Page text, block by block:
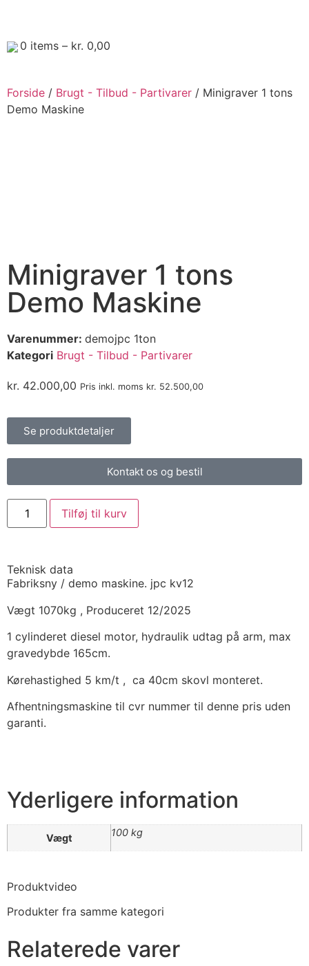
0 items – kr. 0,00
Forside / Brugt - Tilbud - Partivarer / Minigraver 1 tons
Demo Maskine
Minigraver 1 tons
Demo Maskine
Varenummer: demojpc 1ton
Kategori Brugt - Tilbud - Partivarer
kr. 42.000,00 Pris inkl. moms kr. 52.500,00
Se produktdetaljer
Kontakt os og bestil
Tilføj til kurv
Teknisk data
Fabriksny / demo maskine. jpc kv12
Vægt 1070kg , Produceret 12/2025
1 cylinderet diesel motor, hydraulik udtag på arm, max
gravedybde 165cm.
Kørehastighed 5 km/t , ca 40cm skovl monteret.
Afhentningsmaskine til cvr nummer til denne pris uden
garanti.
Yderligere information
Vægt 100 kg
Produktvideo
Produkter fra samme kategori
Relaterede varer